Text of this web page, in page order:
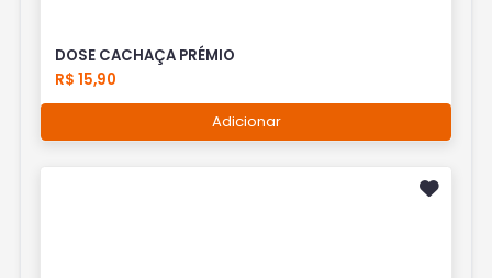
DOSE CACHAÇA PRÉMIO
R$ 15,90
Adicionar